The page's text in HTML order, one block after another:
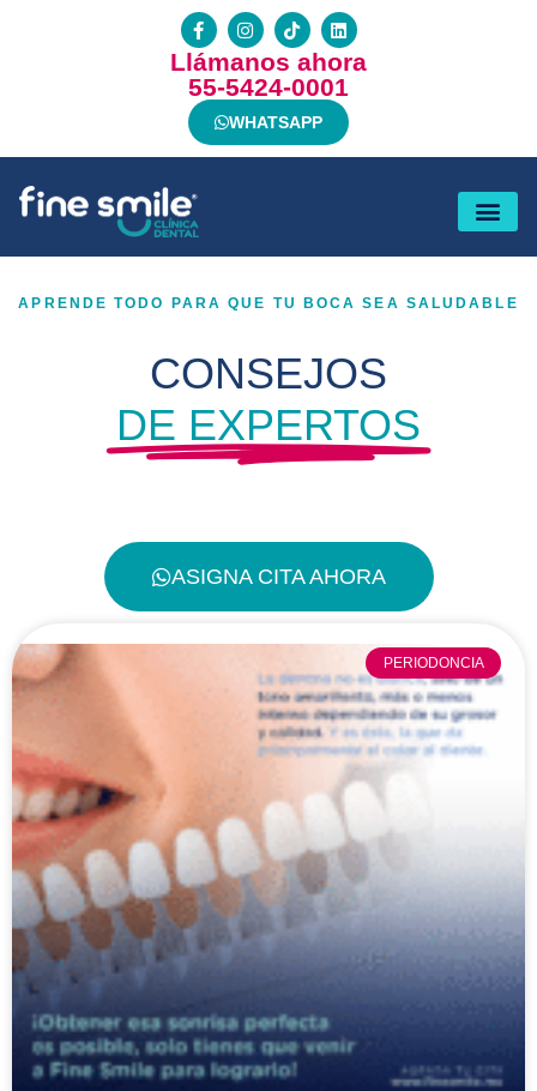
Llámanos ahora
55-5424-0001
WHATSAPP
APRENDE TODO PARA QUE TU BOCA SEA SALUDABLE
CONSEJOS
DE EXPERTOS
ASIGNA CITA AHORA
PERIODONCIA